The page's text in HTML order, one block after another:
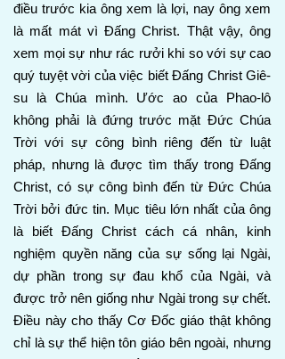
điều trước kia ông xem là lợi, nay ông xem
là mất mát vì Đấng Christ. Thật vậy, ông
xem mọi sự như rác rưởi khi so với sự cao
quý tuyệt vời của việc biết Đấng Christ Giê-
su là Chúa mình. Ước ao của Phao-lô
không phải là đứng trước mặt Đức Chúa
Trời với sự công bình riêng đến từ luật
pháp, nhưng là được tìm thấy trong Đấng
Christ, có sự công bình đến từ Đức Chúa
Trời bởi đức tin. Mục tiêu lớn nhất của ông
là biết Đấng Christ cách cá nhân, kinh
nghiệm quyền năng của sự sống lại Ngài,
dự phần trong sự đau khổ của Ngài, và
được trở nên giống như Ngài trong sự chết.
Điều này cho thấy Cơ Đốc giáo thật không
chỉ là sự thể hiện tôn giáo bên ngoài, nhưng